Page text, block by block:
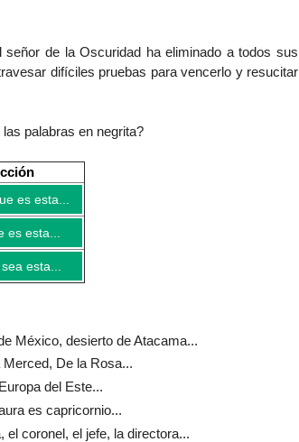
de la Oscuridad ha eliminado a todos sus
difíciles pruebas para vencerlo y resucitar
palabras en negrita?
es esta...
es esta...
esta...
México, desierto de Atacama...
De la Rosa...
del Este...
es capricornio...
el coronel, el jefe, la directora...